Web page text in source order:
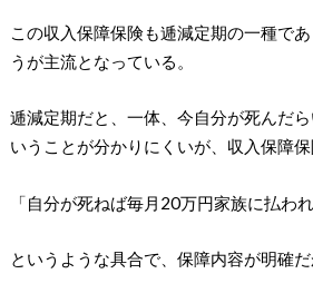
この収入保障保険も逓減定期の一種で
うが主流となっている。
逓減定期だと、一体、今自分が死んだ
いうことが分かりにくいが、収入保障
「自分が死ねば毎月20万円家族に払われ
というような具合で、保障内容が明確だ